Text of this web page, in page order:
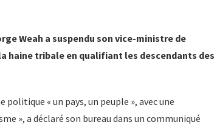
Weah a suspendu son vice-ministre de
haine tribale en qualifiant les descendants des
politique « un pays, un peuple », avec une
», a déclaré son bureau dans un communiqué